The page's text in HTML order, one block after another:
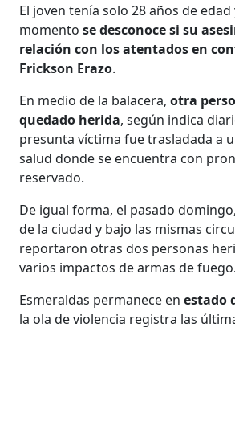
El joven tenía solo 28 años de edad
momentose desconoce si su
relación con los atentados en
Frickson Erazo.
En medio de la balacera,otra
quedado herida, según indica
presunta víctima fue trasladada a
salud donde se encuentra con
reservado.
De igual forma, el pasado
de la ciudad y bajo las mismas
reportaron otras dos personas
varios impactos de armas de fuego.
Esmeraldas permanece enestado
la ola de violencia registra las